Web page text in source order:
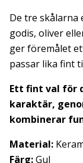
De tre skålarna
godis, oliver
ger föremålet
passar lika fint
Ett fint val för
karaktär,
kombinerar
Material:
Färg:Gul